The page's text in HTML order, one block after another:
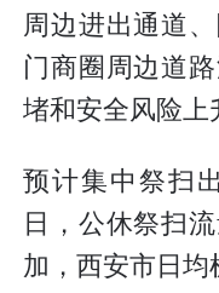
周边进出通道
门商圈周边道
堵和安全风险上
预计集中祭扫
日，公休祭扫
加，西安市日均